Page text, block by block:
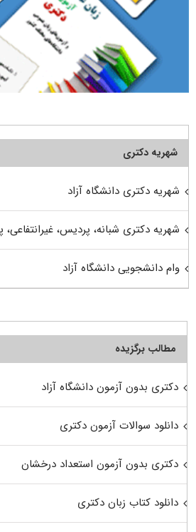
شهریه دکتری
شهریه دکتری دانشگاه آزاد
شهریه دکتری شبانه، پردیس، غیرانتفاعی،
وام دانشجویی دانشگاه آزاد
مطالب برگزیده
دکتری بدون آزمون دانشگاه آزاد
دانلود سوالات آزمون دکتری
دکتری بدون آزمون استعداد درخشان
دانلود کتاب زبان دکتری